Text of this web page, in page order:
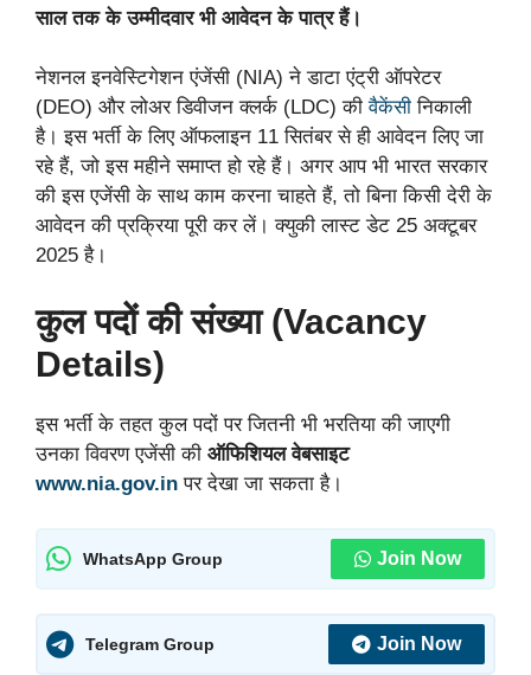
साल तक के उम्मीदवार भी आवेदन के पात्र हैं।
नेशनल इनवेस्टिगेशन एंजेंसी (NIA) ने डाटा एंट्री ऑपरेटर
(DEO) और लोअर डिवीजन क्लर्क (LDC) कीवैकेंसी निकाली
है। इस भर्ती के लिए ऑफलाइन 11 सितंबर से ही आवेदन लिए जा
रहे हैं, जो इस महीने समाप्त हो रहे हैं। अगर आप भी भारत सरकार
की इस एजेंसी के साथ काम करना चाहते हैं, तो बिना किसी देरी के
आवेदन की प्रक्रिया पूरी कर लें। क्युकी लास्ट डेट 25 अक्टूबर
2025 है।
कुल पदों की संख्या (Vacancy
Details)
इस भर्ती के तहत कुल पदों पर जितनी भी भरतिया की जाएगी
उनका विवरण एजेंसी की ऑफिशियल वेबसाइट
www.nia.gov.in पर देखा जा सकता है।
WhatsApp Group Join Now
Telegram Group Join Now